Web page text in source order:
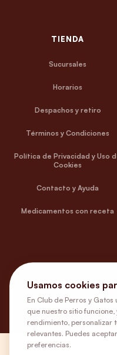
TIENDA
Sucursales
Horarios
Despachos y retiro
Términos y Condiciones
Política de Privacidad y Uso
Cookies
Contacto y Ayuda
Medicamentos con receta
Usamos cookies
En Club de Perros y
que nuestro sitio
rendimiento, personalizar
relevantes. Puedes
preferencias.